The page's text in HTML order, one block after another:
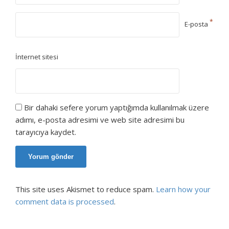
E-posta *
İnternet sitesi
Bir dahaki sefere yorum yaptığımda kullanılmak üzere
adımı, e-posta adresimi ve web site adresimi bu
tarayıcıya kaydet.
This site uses Akismet to reduce spam. Learn how your
comment data is processed.